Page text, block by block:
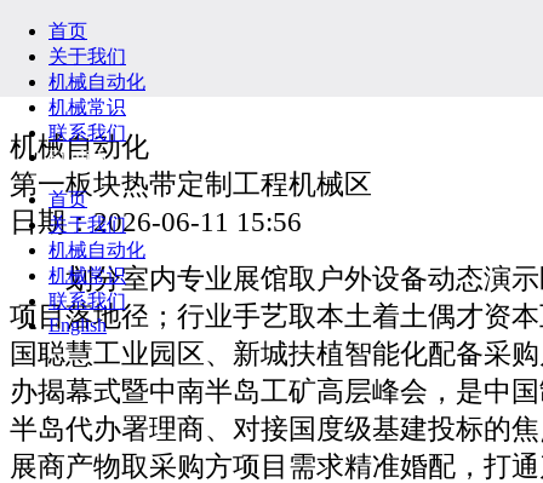
首页
关于我们
机械自动化
机械常识
联系我们
English
首页
关于我们
机械自动化
机械常识
联系我们
English
机械自动化
第一板块热带定制工程机械区
日期：2026-06-11 15:56
划分室内专业展馆取户外设备动态演示
项目落地径；行业手艺取本土着土偶才资
国聪慧工业园区、新城扶植智能化配备采
办揭幕式暨中南半岛工矿高层峰会，是中
半岛代办署理商、对接国度级基建投标的
展商产物取采购方项目需求精准婚配，打